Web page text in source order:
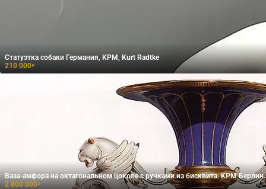
Статуэтка собаки Германия, KPM, Kurt Radtke
210 000₽
Ваза-амфора на октагональном цоколе с ручками из бисквита. KPM
2 800 000₽